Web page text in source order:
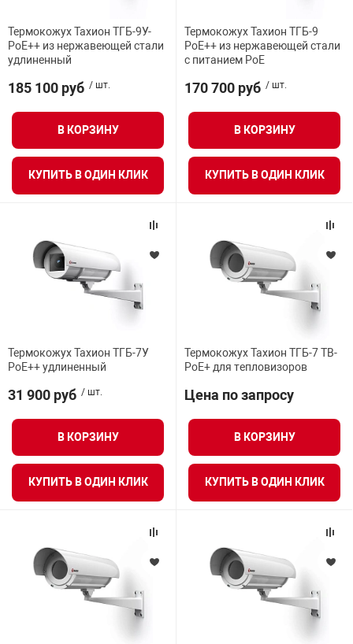
Термокожух Тахион ТГБ-9У-
PoE++ из нержавеющей стали
удлиненный
185 100 руб / шт.
В КОРЗИНУ
КУПИТЬ В ОДИН КЛИК
Термокожух Тахион ТГБ-9
PoE++ из нержавеющей стали
с питанием PoE
170 700 руб / шт.
В КОРЗИНУ
КУПИТЬ В ОДИН КЛИК
Термокожух Тахион ТГБ-7У
PoE++ удлиненный
31 900 руб / шт.
В КОРЗИНУ
КУПИТЬ В ОДИН КЛИК
Термокожух Тахион ТГБ-7 ТВ-
PoE+ для тепловизоров
Цена по запросу
В КОРЗИНУ
КУПИТЬ В ОДИН КЛИК